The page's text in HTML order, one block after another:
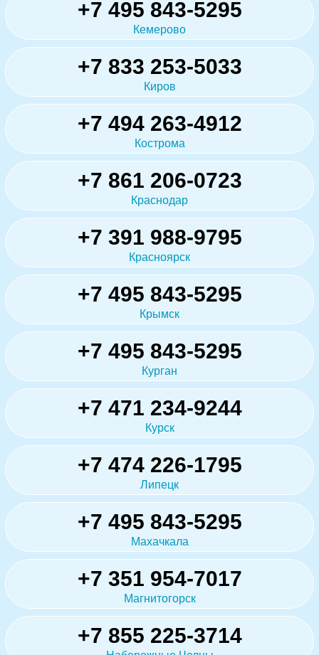
+7 495 843-5295
Кемерово
+7 833 253-5033
Киров
+7 494 263-4912
Кострома
+7 861 206-0723
Краснодар
+7 391 988-9795
Красноярск
+7 495 843-5295
Крымск
+7 495 843-5295
Курган
+7 471 234-9244
Курск
+7 474 226-1795
Липецк
+7 495 843-5295
Махачкала
+7 351 954-7017
Магнитогорск
+7 855 225-3714